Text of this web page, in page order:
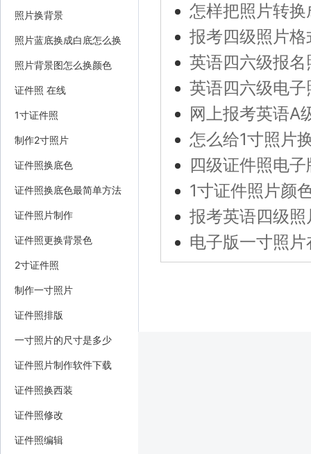
照片换背景
照片蓝底换成白底怎么换
照片背景图怎么换颜色
证件照 在线
1寸证件照
制作2寸照片
证件照换底色
证件照换底色最简单方法
证件照片制作
证件照更换背景色
2寸证件照
制作一寸照片
证件照排版
一寸照片的尺寸是多少
证件照片制作软件下载
证件照换西装
证件照修改
证件照编辑
怎样把照片转
报考四级照片
英语四六级报
英语四六级电
网上报考英语A
怎么给1寸照片
四级证件照电
1寸证件照片颜
报考英语四级
电子版一寸照